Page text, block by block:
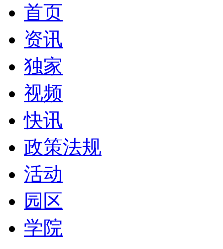
首页
资讯
独家
视频
快讯
政策法规
活动
园区
学院